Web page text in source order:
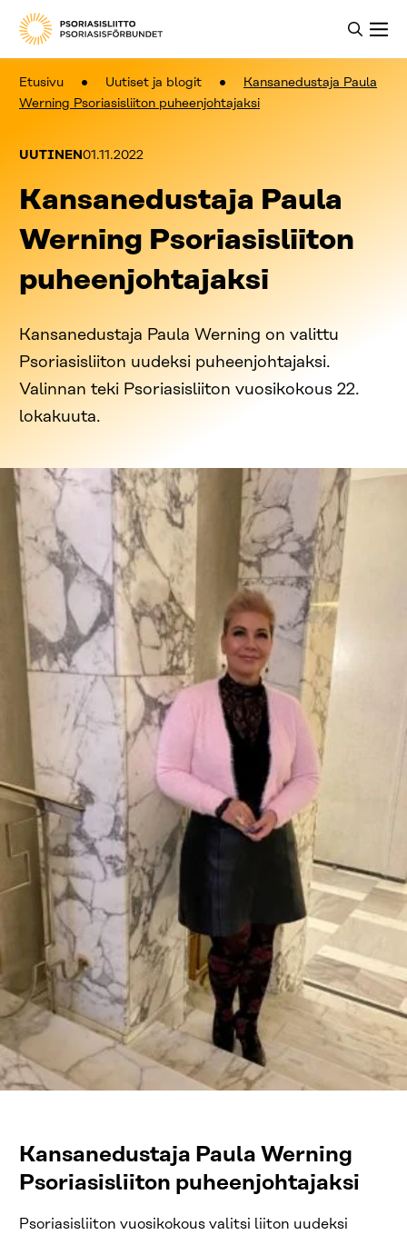
Etusivu Uutiset ja blogit
Kansanedustaja Paula
Werning Psoriasisliiton puheenjohtajaksi
Kategoriat:
UUTINENJulkaistu:
01.11.2022
Kansanedustaja Paula
Werning Psoriasisliiton
puheenjohtajaksi
Kansanedustaja Paula Werning on valittu
Psoriasisliiton uudeksi puheenjohtajaksi.
Valinnan teki Psoriasisliiton vuosikokous 22.
lokakuuta.
Kansanedustaja Paula Werning
Psoriasisliiton puheenjohtajaksi
Psoriasisliiton vuosikokous valitsi liiton uudeksi